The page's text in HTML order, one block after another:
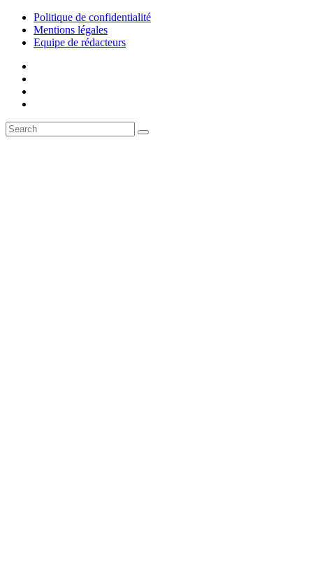
Politique de confidentialité
Mentions légales
Equipe de rédacteurs